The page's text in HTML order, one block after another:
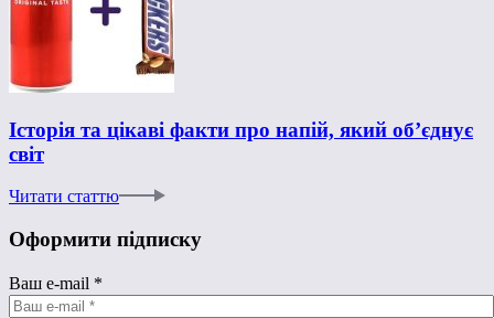
Історія та цікаві факти про напій, який об’єднує
світ
Читати статтю
Оформити підписку
Ваш e-mail *